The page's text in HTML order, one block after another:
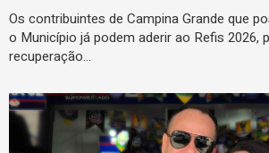
Os contribuintes de Campina Grande que
o Município já podem aderir ao Refis 2026,
recuperação…